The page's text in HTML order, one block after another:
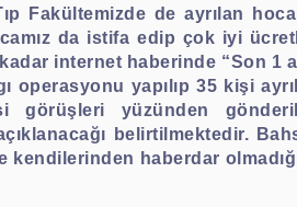
Fakültemizde de ayrılan
da istifa edip çok iyi
internet haberinde “Son 1
yapılıp 35 kişi
görüşleri yüzünden
belirtilmektedir.
haberdar